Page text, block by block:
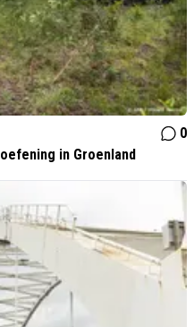
0
in Groenland